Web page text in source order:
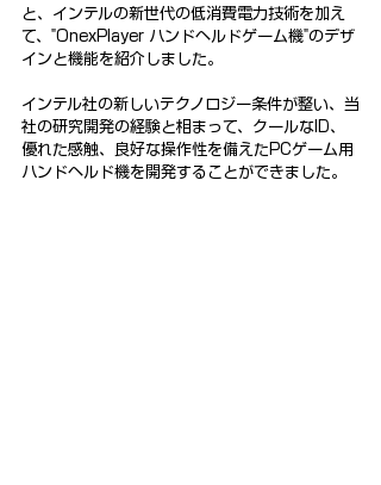
と、インテルの新世代の低消費電力技術を加え
て、"OnexPlayer ハンドヘルドゲーム機"のデザ
インと機能を紹介しました。
インテル社の新しいテクノロジー条件が整い、当
社の研究開発の経験と相まって、クールなID、
優れた感触、良好な操作性を備えたPCゲーム用
ハンドヘルド機を開発することができました。